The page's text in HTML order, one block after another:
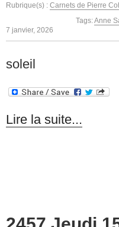
Rubrique(s) : Carnets de Pierre
Tags:Anne
7 janvier, 2026
soleil
Lire la suite...